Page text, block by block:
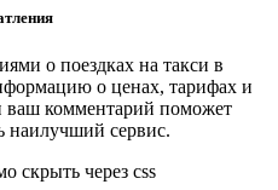
о поездках на такси в
о ценах, тарифах и
ваш комментарий поможет
наилучший сервис.
скрыть через css